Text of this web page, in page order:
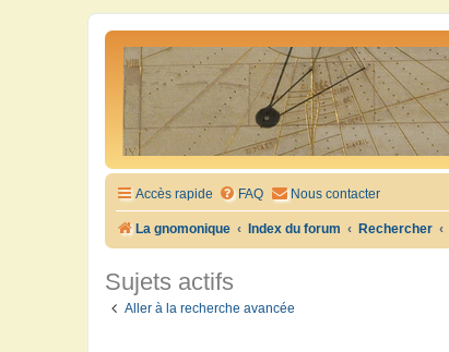
Accès rapide FAQ Nous contacter
La gnomonique Index du forum Rechercher
Sujets actifs
Aller à la recherche avancée